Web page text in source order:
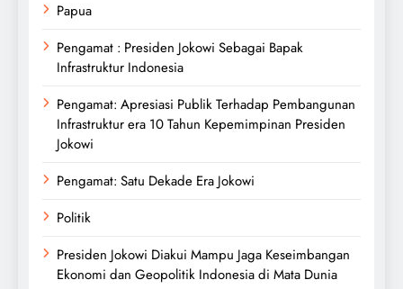
Papua
Pengamat : Presiden Jokowi Sebagai Bapak
Infrastruktur Indonesia
Pengamat: Apresiasi Publik Terhadap Pembangunan
Infrastruktur era 10 Tahun Kepemimpinan Presiden
Jokowi
Pengamat: Satu Dekade Era Jokowi
Politik
Presiden Jokowi Diakui Mampu Jaga Keseimbangan
Ekonomi dan Geopolitik Indonesia di Mata Dunia